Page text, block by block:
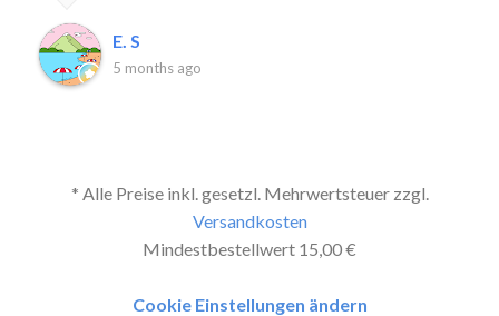
E. S
5 months ago
* Alle Preise inkl. gesetzl. Mehrwertsteuer zzgl.
Versandkosten
Mindestbestellwert 15,00 €
Cookie Einstellungen ändern